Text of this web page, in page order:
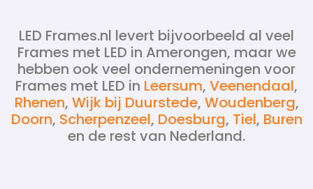
LED Frames.nl levert bijvoorbeeld al veel
Frames met LED in Amerongen, maar we
hebben ook veel ondernemeningen voor
Frames met LED in Leersum, Veenendaal,
Rhenen, Wijk bij Duurstede, Woudenberg,
Doorn, Scherpenzeel, Doesburg, Tiel, Buren
en de rest van Nederland.